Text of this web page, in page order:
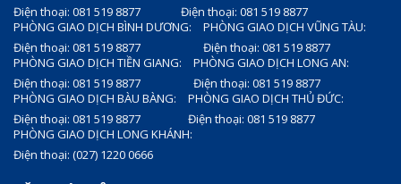
Điện thoại: 081 519 8877
Điện thoại: 081 519 8877
PHÒNG GIAO DỊCH BÌNH DƯƠNG:
Điện thoại: 081 519 8877
PHÒNG GIAO DỊCH VŨNG TÀU:
Điện thoại: 081 519 8877
PHÒNG GIAO DỊCH TIỀN GIANG:
Điện thoại: 081 519 8877
PHÒNG GIAO DỊCH LONG AN:
Điện thoại: 081 519 8877
PHÒNG GIAO DỊCH BÀU BÀNG:
Điện thoại: 081 519 8877
PHÒNG GIAO DỊCH THỦ ĐỨC:
Điện thoại: 081 519 8877
PHÒNG GIAO DỊCH LONG KHÁNH:
Điện thoại: (027) 1220 0666